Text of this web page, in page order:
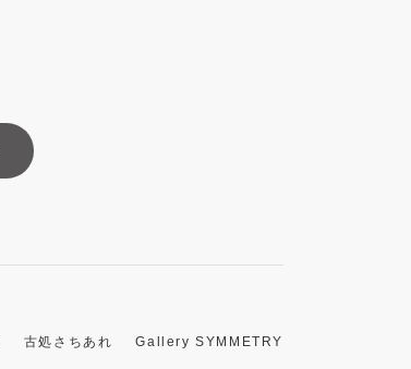
古処さちあれ Gallery SYMMETRY